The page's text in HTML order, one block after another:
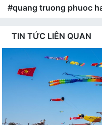
#quang truong phuoc
TIN TỨC LIÊN QUAN